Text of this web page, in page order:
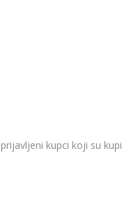
kupci koji su